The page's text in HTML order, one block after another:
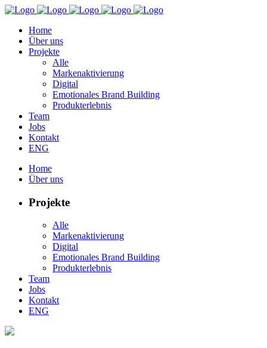
Home
Über uns
Projekte
Alle
Markenaktivierung
Digital
Emotionales Brand Building
Produkterlebnis
Team
Jobs
Kontakt
ENG
Home
Über uns
Projekte
Alle
Markenaktivierung
Digital
Emotionales Brand Building
Produkterlebnis
Team
Jobs
Kontakt
ENG